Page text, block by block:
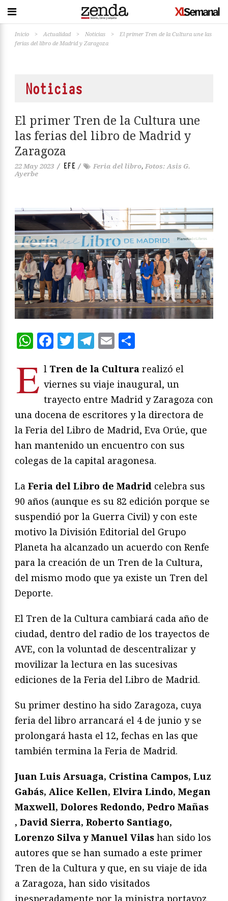
Inicio > Actualidad > Noticias >
El primer Tren de la Cultura une las
ferias del libro de Madrid y Zaragoza
Noticias
El primer Tren de la Cultura une
las ferias del libro de Madrid y
Zaragoza
22 May 2023 / EFE / Feria del libro, Fotos: Asis G.
Ayerbe
WhatsApp
Facebook
Twitter
Telegram
Email
E l Tren de la Cultura realizó el
viernes su viaje inaugural, un
trayecto entre Madrid y Zaragoza con
una docena de escritores y la directora de
la Feria del Libro de Madrid, Eva Orúe, que
han mantenido un encuentro con sus
colegas de la capital aragonesa.
La Feria del Libro de Madrid celebra sus
90 años (aunque es su 82 edición porque se
suspendió por la Guerra Civil) y con este
motivo la División Editorial del Grupo
Planeta ha alcanzado un acuerdo con Renfe
para la creación de un Tren de la Cultura,
del mismo modo que ya existe un Tren del
Deporte.
El Tren de la Cultura cambiará cada año de
ciudad, dentro del radio de los trayectos de
AVE, con la voluntad de descentralizar y
movilizar la lectura en las sucesivas
ediciones de la Feria del Libro de Madrid.
Su primer destino ha sido Zaragoza, cuya
feria del libro arrancará el 4 de junio y se
prolongará hasta el 12, fechas en las que
también termina la Feria de Madrid.
Juan Luis Arsuaga, Cristina Campos, Luz
Gabás, Alice Kellen, Elvira Lindo, Megan
Maxwell, Dolores Redondo, Pedro Mañas
, David Sierra, Roberto Santiago,
Lorenzo Silva y Manuel Vilas han sido los
autores que se han sumado a este primer
Tren de la Cultura y que, en su viaje de ida
a Zaragoza, han sido visitados
inesperadamente por la ministra portavoz,